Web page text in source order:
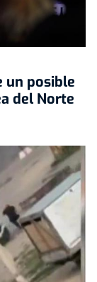
un posible
del Norte